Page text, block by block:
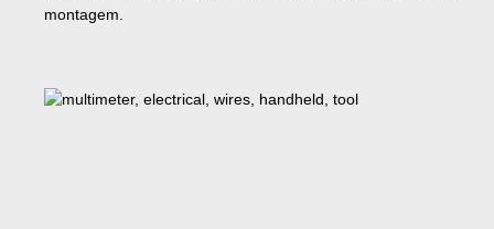
montagem.